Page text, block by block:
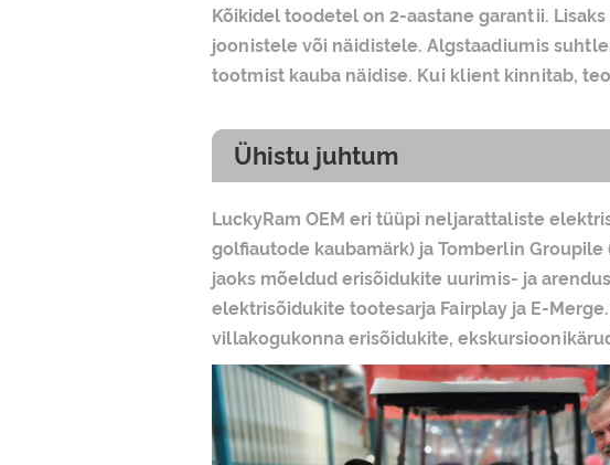
Kõikidel toodetel on 2-aastane garantii.
joonistele või näidistele. Algstaadiumis
tootmist kauba näidise. Kui klient kinnitab,
Ühistu juhtum
LuckyRam OEM eri tüüpi neljarattaliste
golfiautode kaubamärk) ja Tomberlin
jaoks mõeldud erisõidukite uurimis- ja
elektrisõidukite tootesarja Fairplay ja E-
villakogukonna erisõidukite,